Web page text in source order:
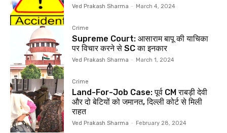
Ved Prakash Sharma - March 4, 2024
Crime
Supreme Court: आसाराम बापू की याचिका
पर विचार करने से SC का इनकार
Ved Prakash Sharma - March 1, 2024
Crime
Land-For-Job Case: पूर्व CM राबड़ी देवी
और दो बेटियों को जमानत, दिल्ली कोर्ट से मिली
राहत
Ved Prakash Sharma - February 28, 2024